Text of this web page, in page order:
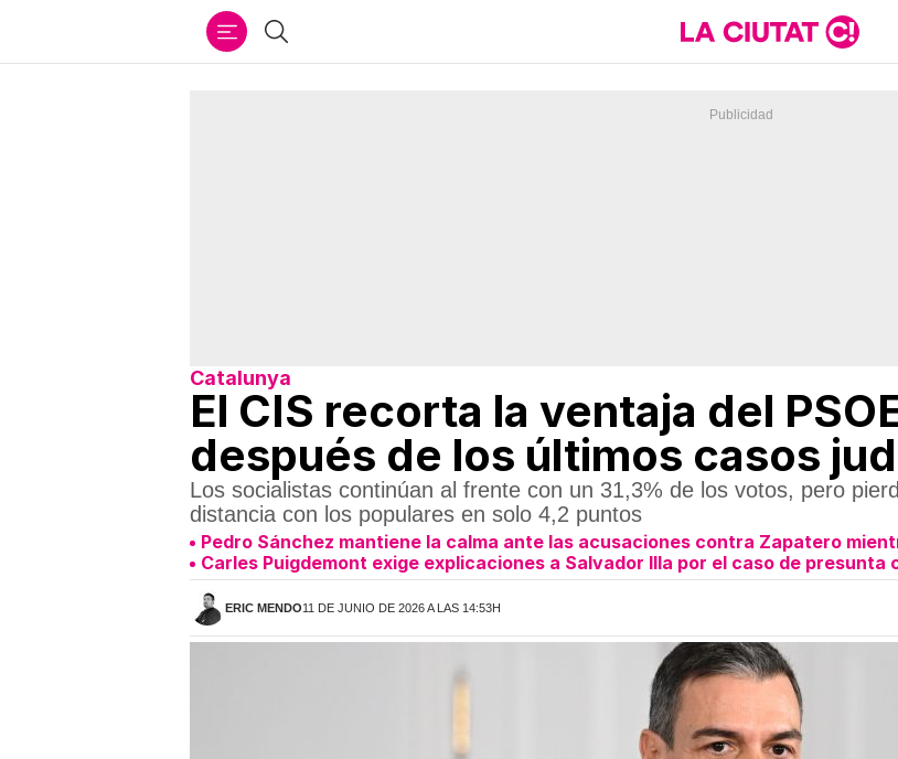
Buscar
Catalunya
El CIS recorta la ventaja del
después de los últimos casos
Los socialistas continúan al frente con un 31,3% de los votos, pero
distancia con los populares en solo 4,2 puntos
Pedro Sánchez mantiene la calma ante las acusaciones contra Zapatero
Carles Puigdemont exige explicaciones a Salvador Illa por el caso de
ERIC MENDO11 DE JUNIO DE 2026 A LAS 14:53H